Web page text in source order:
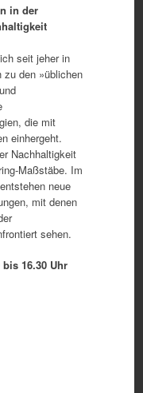
in der
seit jeher in
den »üblichen
die mit
einhergeht.
Nachhaltigkeit
Maßstäbe. Im
neue
mit denen
sehen.
16.30 Uhr